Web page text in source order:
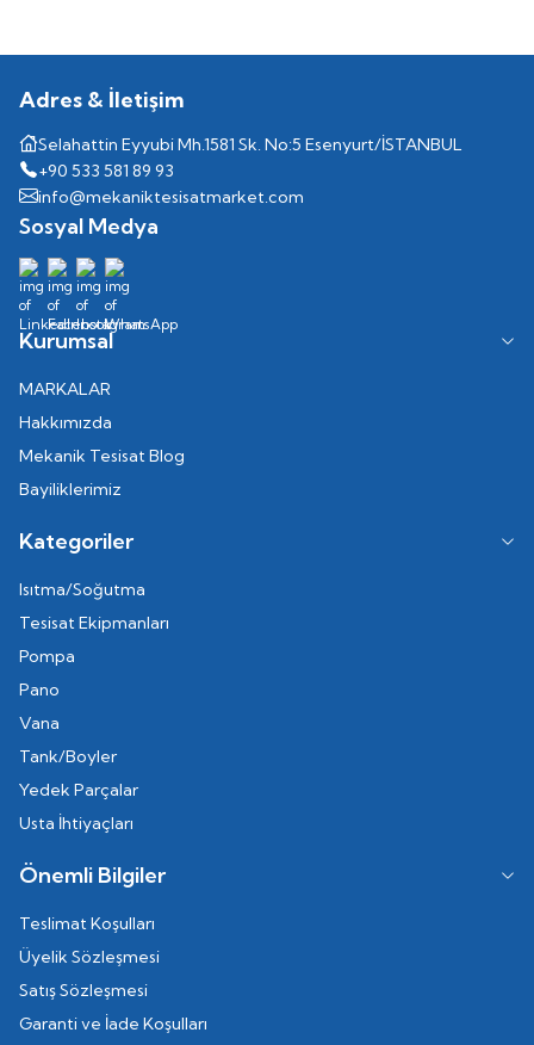
Adres & İletişim
Selahattin Eyyubi Mh.1581 Sk. No:5 Esenyurt/İSTANBUL
+90 533 581 89 93
info@mekaniktesisatmarket.com
Sosyal Medya
Kurumsal
MARKALAR
Hakkımızda
Mekanik Tesisat Blog
Bayiliklerimiz
Kategoriler
Isıtma/Soğutma
Tesisat Ekipmanları
Pompa
Pano
Vana
Tank/Boyler
Yedek Parçalar
Usta İhtiyaçları
Önemli Bilgiler
Teslimat Koşulları
Üyelik Sözleşmesi
Satış Sözleşmesi
Garanti ve İade Koşulları